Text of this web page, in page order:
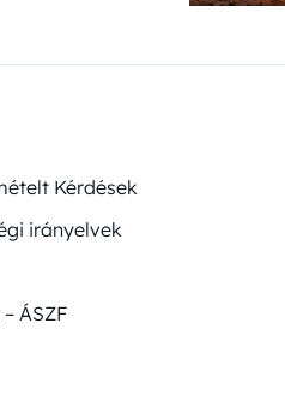
Kérdések
irányelvek
ÁSZF